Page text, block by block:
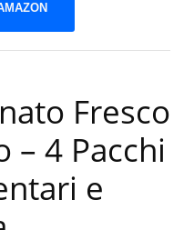
Fresco
– 4 Pacchi
e